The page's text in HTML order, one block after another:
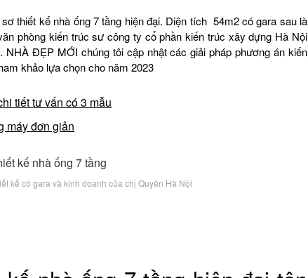
thiết kế nhà ống 7 tầng hiện đại. Diện tích 54m2 có gara sau là
phòng kiến trúc sư công ty cổ phần kiến trúc xây dựng Hà Nội
NHÀ ĐẸP MỚI chúng tôi cập nhật các giải pháp phương án kiến
khảo lựa chọn cho năm 2023
tiết tư vấn có 3 mẫu
máy đơn giản
kế có gara và kinh doanh của chị Quyên Hà Nội